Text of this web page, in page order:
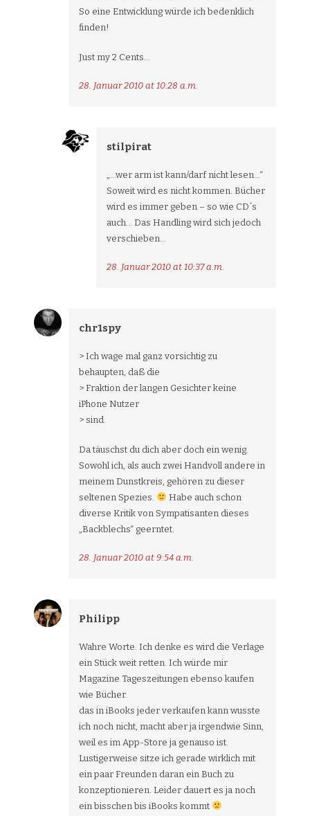
So eine Entwicklung würde ich bedenklich
finden!
Just my 2 Cents…
28. Januar 2010 at 10:28 a.m.
stilpirat
„…wer arm ist kann/darf nicht lesen…“
Soweit wird es nicht kommen. Bücher
wird es immer geben – so wie CD´s
auch… Das Handling wird sich jedoch
verschieben…
28. Januar 2010 at 10:37 a.m.
chr1spy
> Ich wage mal ganz vorsichtig zu
behaupten, daß die
> Fraktion der langen Gesichter keine
iPhone Nutzer
> sind.
Da täuschst du dich aber doch ein wenig.
Sowohl ich, als auch zwei Handvoll andere in
meinem Dunstkreis, gehören zu dieser
seltenen Spezies.
Habe auch schon
diverse Kritik von Sympatisanten dieses
„Backblechs“ geerntet.
28. Januar 2010 at 9:54 a.m.
Philipp
Wahre Worte. Ich denke es wird die Verlage
ein Stück weit retten. Ich würde mir
Magazine Tageszeitungen ebenso kaufen
wie Bücher.
das in iBooks jeder verkaufen kann wusste
ich noch nicht, macht aber ja irgendwie Sinn,
weil es im App-Store ja genauso ist.
Lustigerweise sitze ich gerade wirklich mit
ein paar Freunden daran ein Buch zu
konzeptionieren. Leider dauert es ja noch
ein bisschen bis iBooks kommt